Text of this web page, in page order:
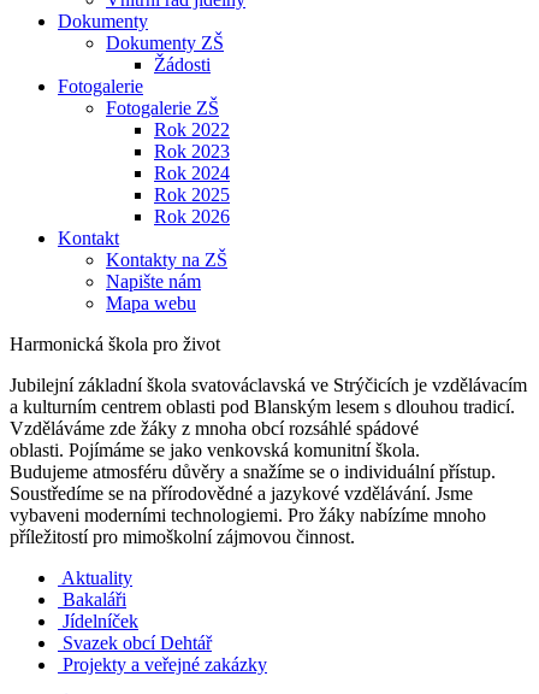
Dokumenty
Dokumenty ZŠ
Žádosti
Fotogalerie
Fotogalerie ZŠ
Rok 2022
Rok 2023
Rok 2024
Rok 2025
Rok 2026
Kontakt
Kontakty na ZŠ
Napište nám
Mapa webu
Harmonická škola pro život
Jubilejní základní škola svatováclavská ve Strýčicích je vzdělávacím
a kulturním centrem oblasti pod Blanským lesem s dlouhou tradicí.
Vzděláváme zde žáky z mnoha obcí rozsáhlé spádové
oblasti. Pojímáme se jako venkovská komunitní škola.
Budujeme atmosféru důvěry a snažíme se o individuální přístup.
Soustředíme se na přírodovědné a jazykové vzdělávání. Jsme
vybaveni moderními technologiemi. Pro žáky nabízíme mnoho
příležitostí pro mimoškolní zájmovou činnost.
Aktuality
Bakaláři
Jídelníček
Svazek obcí Dehtář
Projekty a veřejné zakázky